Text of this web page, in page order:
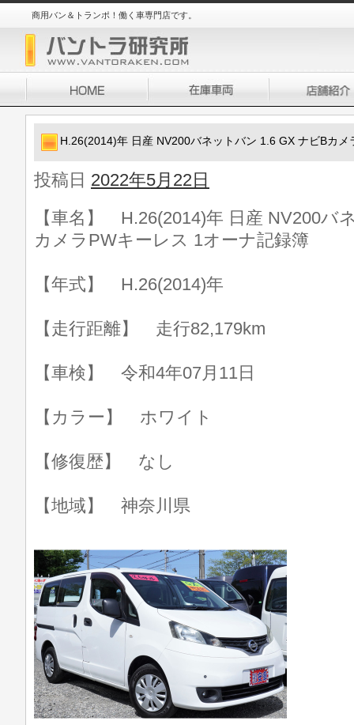
商用バン＆トランポ！働く車専門店です。
H.26(2014)年 日産 NV200バネットバン 1.6 GX ナビBカ
投稿日 2022年5月22日
【車名】 H.26(2014)年 日産 NV200バ
カメラPWキーレス 1オーナ記録簿
【年式】 H.26(2014)年
【走行距離】 走行82,179km
【車検】 令和4年07月11日
【カラー】 ホワイト
【修復歴】 なし
【地域】 神奈川県